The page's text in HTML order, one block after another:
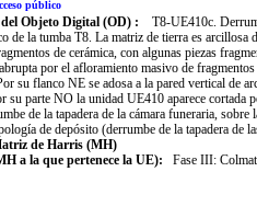
público
Objeto Digital (OD) :
T8-UE410c.
de la tumba T8. La matriz de tierra es
de cerámica, con algunas piezas
por el afloramiento masivo de
su flanco NE se adosa a la pared vertical de
su parte NO la unidad UE410 aparece cortada
de la tapadera de la cámara funeraria,
de depósito (derrumbe de la tapadera de
de Harris (MH)
a la que pertenece la UE):
Fase III: